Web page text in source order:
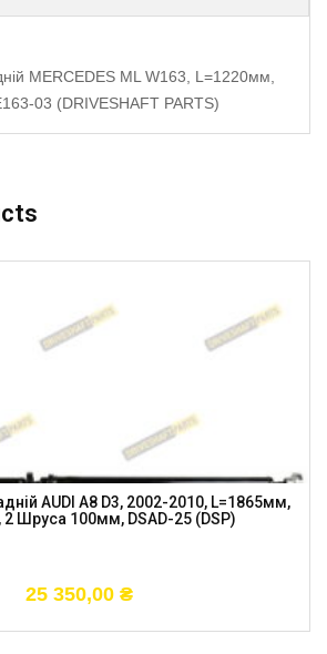
MERCEDES ML W163, L=1220мм,
03 (DRIVESHAFT PARTS)
AUDI A8 D3, 2002-2010, L=1865мм,
Шруса 100мм, DSAD-25 (DSP)
25 350,00 ₴